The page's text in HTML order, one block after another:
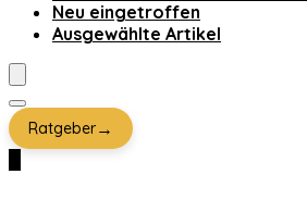
Neu eingetroffen
Ausgewählte Artikel
Ratgeber→